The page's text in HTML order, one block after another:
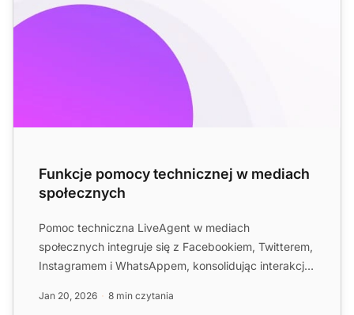
Funkcje pomocy technicznej w mediach
społecznych
Pomoc techniczna LiveAgent w mediach
społecznych integruje się z Facebookiem, Twitterem,
Instagramem i WhatsAppem, konsolidując interakcje
Jan 20, 2026 8 min czytania